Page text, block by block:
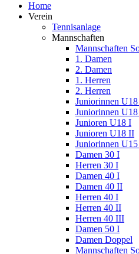
Home
Verein
Tennisanlage
Mannschaften
Mannschaften
1. Damen
2. Damen
1. Herren
2. Herren
Juniorinnen
Juniorinnen
Junioren U18 I
Junioren U18 II
Juniorinnen
Damen 30 I
Herren 30 I
Damen 40 I
Damen 40 II
Herren 40 I
Herren 40 II
Herren 40 III
Damen 50 I
Damen Doppel
Mannschaften